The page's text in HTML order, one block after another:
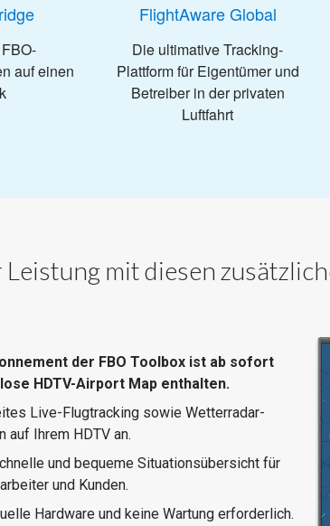
auf einen
FlightAware Global
Die ultimative Tracking-
Plattform für Eigentümer und
Betreiber in der privaten
Luftfahrt
Leistung mit diesen
der FBO Toolbox ist ab sofort
HDTV-Airport Map enthalten.
Live-Flugtracking sowie Wetterradar-
auf Ihrem HDTV an.
und bequeme Situationsübersicht für
und Kunden.
Hardware und keine Wartung erforderlich.